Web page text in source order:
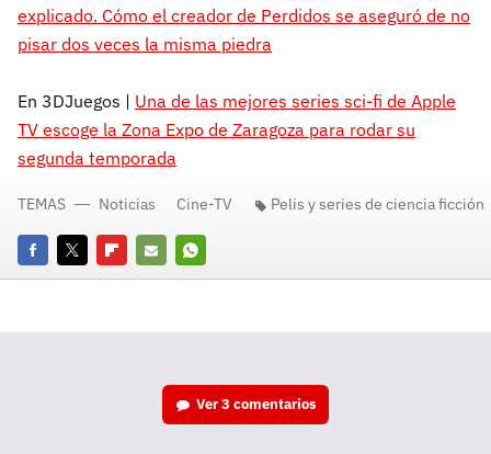
explicado. Cómo el creador de Perdidos se aseguró de no
pisar dos veces la misma piedra
En 3DJuegos | Una de las mejores series sci-fi de Apple
TV escoge la Zona Expo de Zaragoza para rodar su
segunda temporada
FacebookTwitterFlipboard
E-
Whatsapp
TEMAS Noticias Cine-TV Pelis y series de ciencia ficción
Ver3 comentarios